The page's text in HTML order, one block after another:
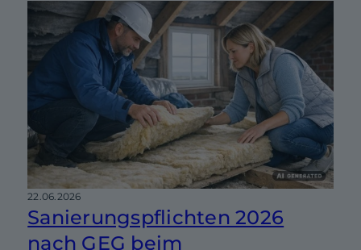
22.06.2026
Sanierungspflichten 2026
nach GEG beim